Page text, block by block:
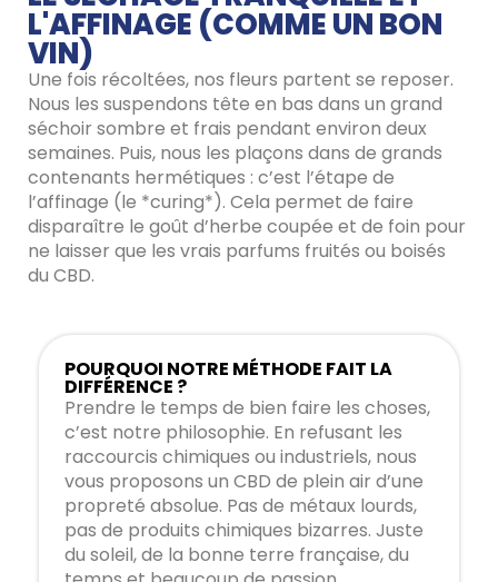
L'AFFINAGE (COMME UN BON
VIN)
Une fois récoltées, nos fleurs partent se reposer.
Nous les suspendons tête en bas dans un grand
séchoir sombre et frais pendant environ deux
semaines. Puis, nous les plaçons dans de grands
contenants hermétiques : c’est l’étape de
l’affinage (le *curing*). Cela permet de faire
disparaître le goût d’herbe coupée et de foin pour
ne laisser que les vrais parfums fruités ou boisés
du CBD.
POURQUOI NOTRE MÉTHODE FAIT LA
DIFFÉRENCE ?
Prendre le temps de bien faire les choses,
c’est notre philosophie. En refusant les
raccourcis chimiques ou industriels, nous
vous proposons un CBD de plein air d’une
propreté absolue. Pas de métaux lourds,
pas de produits chimiques bizarres. Juste
du soleil, de la bonne terre française, du